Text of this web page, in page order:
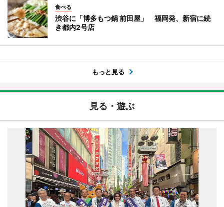
食べる
渋谷に「博多もつ鍋 前田屋」 福岡発、新宿に続
き都内2号店
もっと見る
見る・遊ぶ